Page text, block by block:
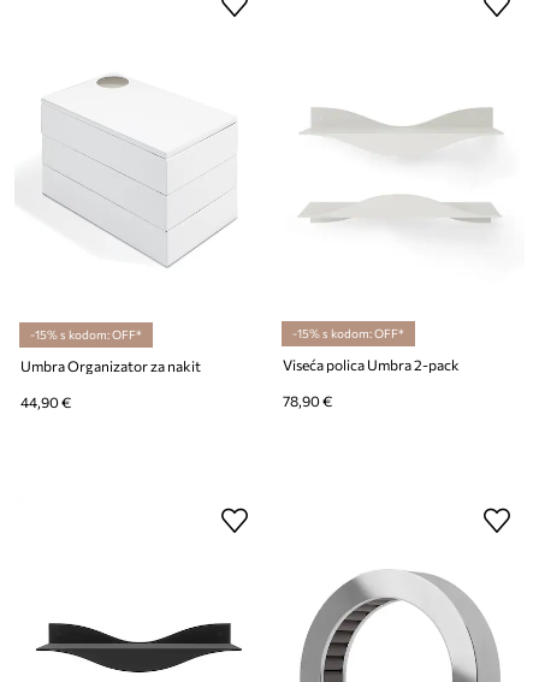
-15% s kodom: OFF*
Umbra Organizator za nakit
44,90 €
-15% s kodom: OFF*
Viseća polica Umbra 2-pack
78,90 €